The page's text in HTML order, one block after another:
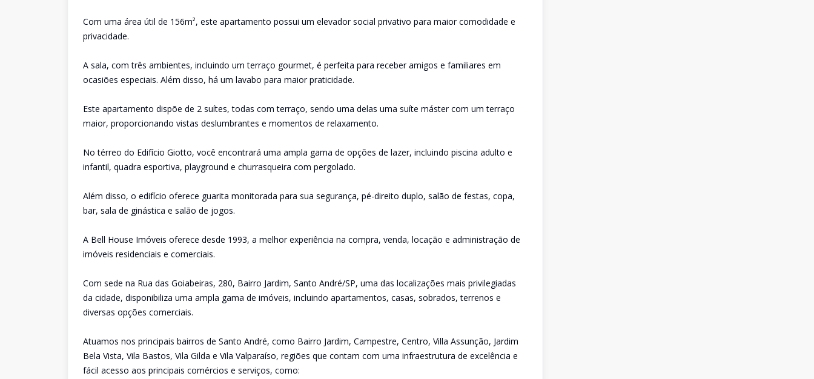
Com uma área útil de 156m², este apartamento possui um elevador social privativo para maior comodidade e
privacidade.
A sala, com três ambientes, incluindo um terraço gourmet, é perfeita para receber amigos e familiares em
ocasiões especiais. Além disso, há um lavabo para maior praticidade.
Este apartamento dispõe de 2 suítes, todas com terraço, sendo uma delas uma suíte máster com um terraço
maior, proporcionando vistas deslumbrantes e momentos de relaxamento.
No térreo do Edifício Giotto, você encontrará uma ampla gama de opções de lazer, incluindo piscina adulto e
infantil, quadra esportiva, playground e churrasqueira com pergolado.
Além disso, o edifício oferece guarita monitorada para sua segurança, pé-direito duplo, salão de festas, copa,
bar, sala de ginástica e salão de jogos.
A Bell House Imóveis oferece desde 1993, a melhor experiência na compra, venda, locação e administração de
imóveis residenciais e comerciais.
Com sede na Rua das Goiabeiras, 280, Bairro Jardim, Santo André/SP, uma das localizações mais privilegiadas
da cidade, disponibiliza uma ampla gama de imóveis, incluindo apartamentos, casas, sobrados, terrenos e
diversas opções comerciais.
Atuamos nos principais bairros de Santo André, como Bairro Jardim, Campestre, Centro, Villa Assunção, Jardim
Bela Vista, Vila Bastos, Vila Gilda e Vila Valparaíso, regiões que contam com uma infraestrutura de excelência e
fácil acesso aos principais comércios e serviços, como: